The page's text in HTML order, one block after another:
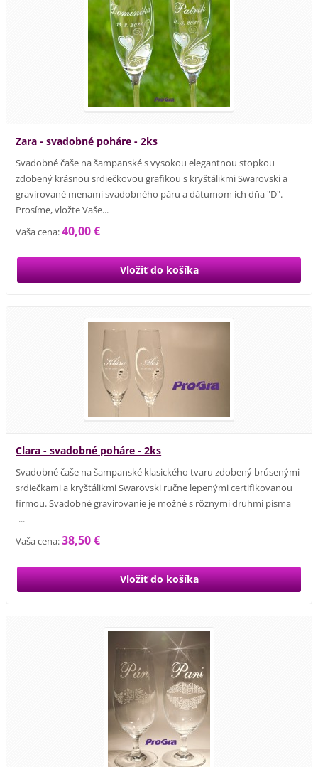
Zara - svadobné poháre - 2ks
Svadobné čaše na šampanské s vysokou elegantnou stopkou
zdobený krásnou srdiečkovou grafikou s kryštálikmi Swarovski a
gravírované menami svadobného páru a dátumom ich dňa "D".
Prosíme, vložte Vaše...
Vaša cena:40,00 €
Clara - svadobné poháre - 2ks
Svadobné čaše na šampanské klasického tvaru zdobený brúsenými
srdiečkami a kryštálikmi Swarovski ručne lepenými certifikovanou
firmou. Svadobné gravírovanie je možné s rôznymi druhmi písma
-...
Vaša cena:38,50 €